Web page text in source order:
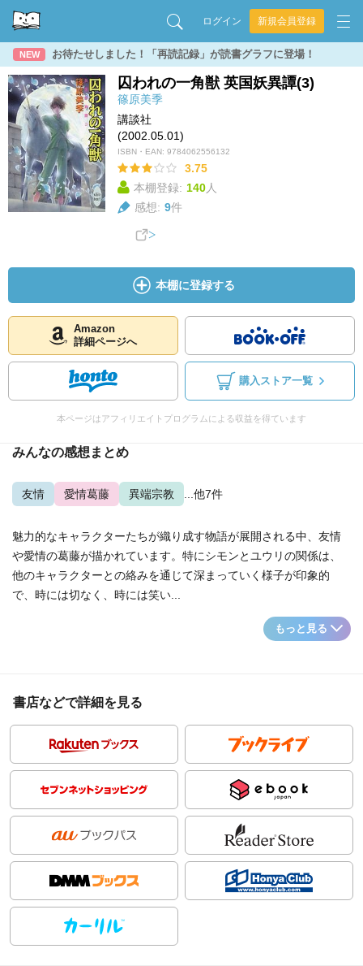
ログイン 新規会員登録
NEW お待たせしました！「再読記録」が読書グラフに登場！
囚われの一角獣 英国妖異譚(3)
篠原美季
講談社
(2002.05.01)
ISBN・EAN: 9784062556132
3.75
本棚登録: 140人
感想: 9件
本棚に登録する
Amazon
詳細ページへ
購入ストア一覧
本ページはアフィリエイトプログラムによる収益を得ています
みんなの感想まとめ
友情 愛情葛藤 異端宗教 ...他7件
魅力的なキャラクターたちが織り成す物語が展開される中、友情
や愛情の葛藤が描かれています。特にシモンとユウリの関係は、
他のキャラクターとの絡みを通じて深まっていく様子が印象的
で、時には切なく、時には笑い...
もっと見る
書店などで詳細を見る